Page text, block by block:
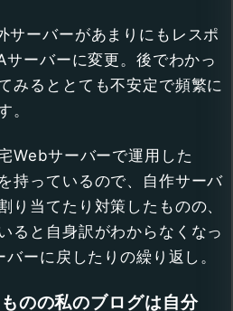
ーバーがあまりにもレスポ
サーバーに変更。後でわかっ
みるととても不安定で頻繁に
。
Webサーバーで運用した
持っているので、自作サーバ
り当てたり対策したものの、
ると自身訳がわからなくなっ
ーに戻したりの繰り返し。
のの私のブログは自分